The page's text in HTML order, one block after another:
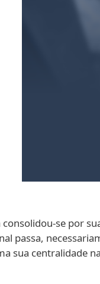
consolidou-se por
passa,
sua centralidade